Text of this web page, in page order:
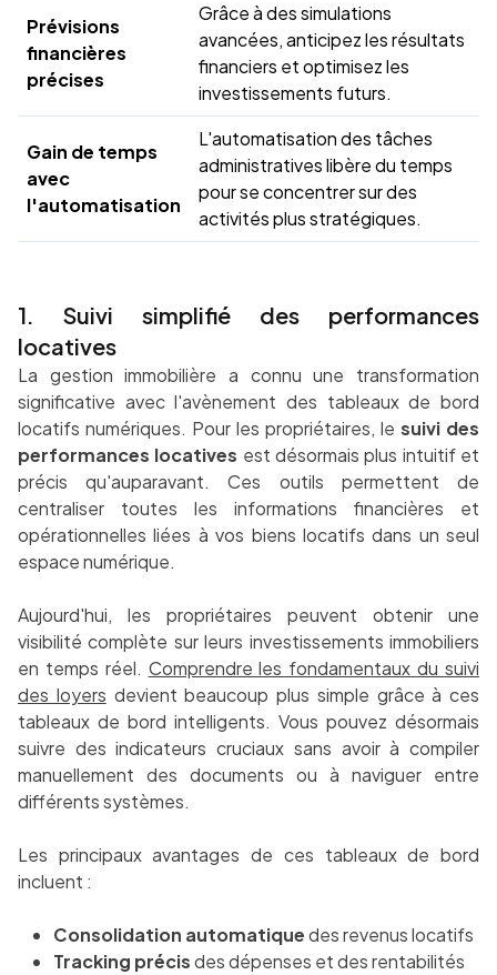
Prévisions
financières
précises
Grâce à des simulations
avancées, anticipez les résultats
financiers et optimisez les
investissements futurs.
Gain de temps
avec
l'automatisation
L'automatisation des tâches
administratives libère du temps
pour se concentrer sur des
activités plus stratégiques.
1. Suivi simplifié des performances
locatives
La gestion immobilière a connu une transformation
significative avec l'avènement des tableaux de bord
locatifs numériques. Pour les propriétaires, le suivi des
performances locatives est désormais plus intuitif et
précis qu'auparavant. Ces outils permettent de
centraliser toutes les informations financières et
opérationnelles liées à vos biens locatifs dans un seul
espace numérique.
Aujourd'hui, les propriétaires peuvent obtenir une
visibilité complète sur leurs investissements immobiliers
en temps réel. Comprendre les fondamentaux du suivi
des loyers devient beaucoup plus simple grâce à ces
tableaux de bord intelligents. Vous pouvez désormais
suivre des indicateurs cruciaux sans avoir à compiler
manuellement des documents ou à naviguer entre
différents systèmes.
Les principaux avantages de ces tableaux de bord
incluent :
Consolidation automatiquedes revenus locatifs
Tracking précisdes dépenses et des rentabilités